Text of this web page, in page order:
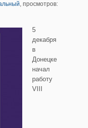
, просмотров:
5
декабря
в
Донецке
начал
работу
VIII